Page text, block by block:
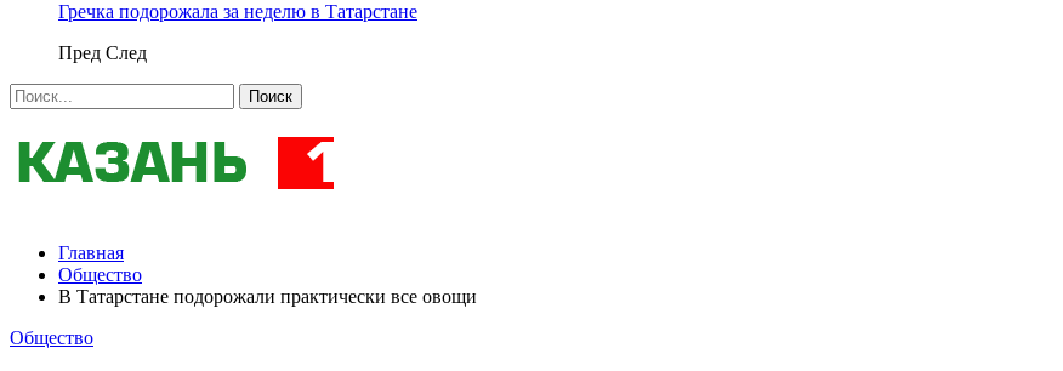
Гречка подорожала за неделю в Татарстане
Пред След
Главная
Общество
В Татарстане подорожали практически все овощи
Общество